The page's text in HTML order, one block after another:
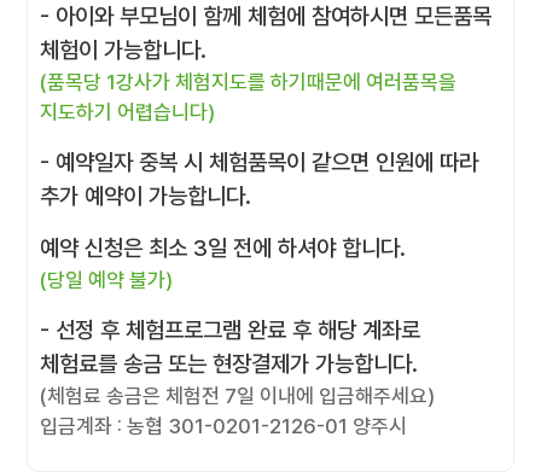
- 아이와 부모님이 함께 체험에 참여하시면 모든품목
체험이 가능합니다.
(품목당 1강사가 체험지도를 하기때문에 여러품목을
지도하기 어렵습니다)
- 예약일자 중복 시 체험품목이 같으면 인원에 따라
추가 예약이 가능합니다.
예약 신청은 최소 3일 전에 하셔야 합니다.
(당일 예약 불가)
- 선정 후 체험프로그램 완료 후 해당 계좌로
체험료를 송금 또는 현장결제가 가능합니다.
(체험료 송금은 체험전 7일 이내에 입금해주세요)
입금계좌 : 농협 301-0201-2126-01 양주시